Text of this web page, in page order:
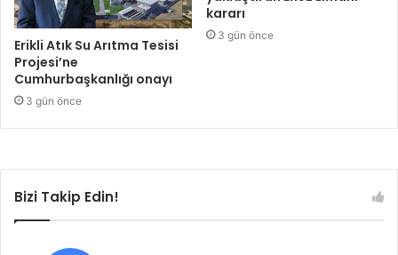
Erikli Atık Su Arıtma Tesisi
Projesi’ne
Cumhurbaşkanlığı onayı
3 gün önce
kararı
3 gün önce
Bizi Takip Edin!